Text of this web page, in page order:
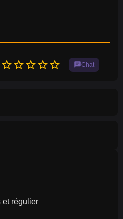
star_borderstar_borderstar_borderstar_borderstar_border chatChat
et régulier